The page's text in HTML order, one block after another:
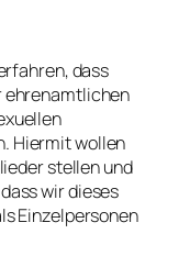
dass
ehrenamtlichen
Hiermit wollen
stellen und
wir dieses
Einzelpersonen